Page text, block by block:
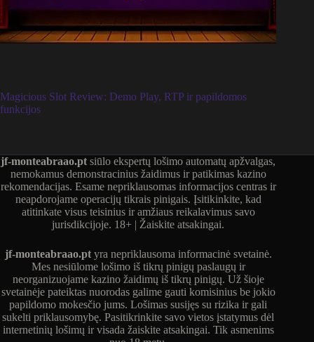
Magicious Slot Review: Demo Play, RTP ir papildomos
funkcijos
jf-monteabraao.pt siūlo ekspertų lošimo automatų apžvalgas,
nemokamus demonstracinius žaidimus ir patikimas kazino
rekomendacijas. Esame nepriklausomas informacijos centras ir
neapdorojame operacijų tikrais pinigais. Įsitikinkite, kad
atitinkate visus teisinius ir amžiaus reikalavimus savo
jurisdikcijoje. 18+ | Žaiskite atsakingai.
jf-monteabraao.ptyra nepriklausoma informacinė svetainė.
Mes nesiūlome lošimo iš tikrų pinigų paslaugų ir
neorganizuojame kazino žaidimų iš tikrų pinigų. Už šioje
svetainėje pateiktas nuorodas galime gauti komisinius be jokio
papildomo mokesčio jums. Lošimas susijęs su rizika ir gali
sukelti priklausomybę. Pasitikrinkite savo vietos įstatymus dėl
internetinių lošimų ir visada žaiskite atsakingai. Tik asmenims